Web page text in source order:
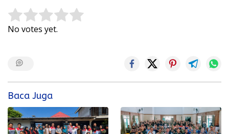
Rate this item:
No votes yet.
Baca Juga